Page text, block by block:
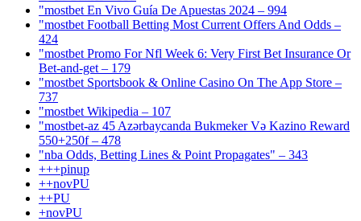
"mostbet En Vivo Guía De Apuestas 2024 – 994
"mostbet Football Betting Most Current Offers And Odds –
424
"mostbet Promo For Nfl Week 6: Very First Bet Insurance Or
Bet-and-get – 179
"‎mostbet Sportsbook & Online Casino On The App Store –
737
"mostbet Wikipedia – 107
"mostbet-az 45 Azərbaycanda Bukmeker Və Kazino Reward
550+250f – 478
"nba Odds, Betting Lines & Point Propagates" – 343
+++pinup
++novPU
++PU
+novPU